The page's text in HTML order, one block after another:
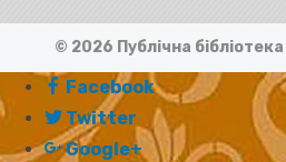
© 2026 Публічна бібліотека
Facebook
Twitter
Google+